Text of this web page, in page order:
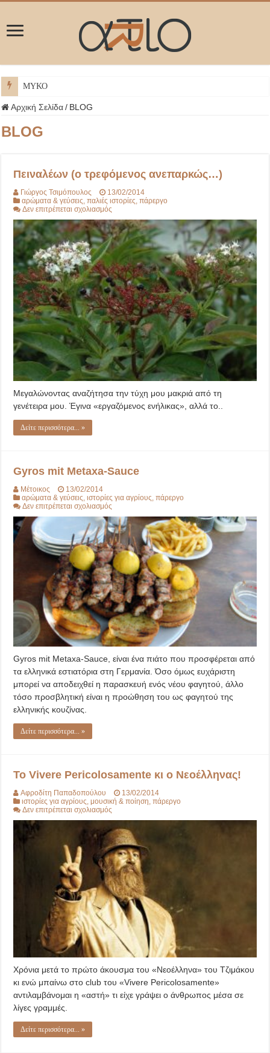
ΜΥΚΟΝΟΣ
Αρχική Σελίδα / BLOG
BLOG
Πειναλέων (ο τρεφόμενος ανεπαρκώς…)
Γιώργος Τσιμόπουλος
13/02/2014
αρώματα & γεύσεις ,παλιές ιστορίες ,πάρεργο
Δεν επιτρέπεται σχολιασμός
(ο
τρεφόμενος
ανεπαρκώς…)
Μεγαλώνοντας αναζήτησα την τύχη μου μακριά από τη
γενέτειρα μου. Έγινα «εργαζόμενος ενήλικας», αλλά το..
Δείτε περισσότερα... »
Gyros mit Metaxa-Sauce
Μέτοικος
13/02/2014
αρώματα & γεύσεις,ιστορίες για αγρίους,πάρεργο
Δεν επιτρέπεται σχολιασμός
mit
Metaxa-
Sauce
Gyros mit Metaxa-Sauce, είναι ένα πιάτο που προσφέρεται από
τα ελληνικά εστιατόρια στη Γερμανία. Όσο όμως ευχάριστη
μπορεί να αποδειχθεί η παρασκευή ενός νέου φαγητού, άλλο
τόσο προσβλητική είναι η προώθηση του ως φαγητού της
ελληνικής κουζίνας.
Δείτε περισσότερα... »
Το Vivere Pericolosamente κι ο Νεοέλληνας!
Αφροδίτη Παπαδοπούλου
13/02/2014
ιστορίες για αγρίους,μουσική & ποίηση,πάρεργο
Δεν επιτρέπεται σχολιασμός
Vivere
Pericolosamente κι
ο
Νεοέλληνας!
Χρόνια μετά το πρώτο άκουσμα του «Νεοέλληνα» του Τζιμάκου
κι ενώ μπαίνω στο club του «Vivere Pericolosamente»
αντιλαμβάνομαι η «αστή» τι είχε γράψει ο άνθρωπος μέσα σε
λίγες γραμμές.
Δείτε περισσότερα... »